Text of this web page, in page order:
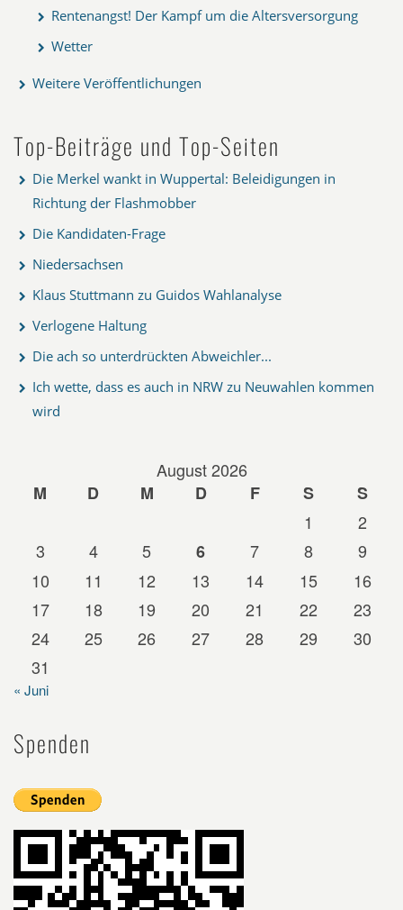
Rentenangst! Der Kampf um die Altersversorgung
Wetter
Weitere Veröffentlichungen
Top-Beiträge und Top-Seiten
Die Merkel wankt in Wuppertal: Beleidigungen in
Richtung der Flashmobber
Die Kandidaten-Frage
Niedersachsen
Klaus Stuttmann zu Guidos Wahlanalyse
Verlogene Haltung
Die ach so unterdrückten Abweichler...
Ich wette, dass es auch in NRW zu Neuwahlen kommen
wird
August 2026
M
D M D F S
S
1
2
3
4 5 6 7 8
9
10
11 12 13 14 15
16
17
18 19 20 21 22
23
24
25 26 27 28 29
30
31
« Juni
Spenden